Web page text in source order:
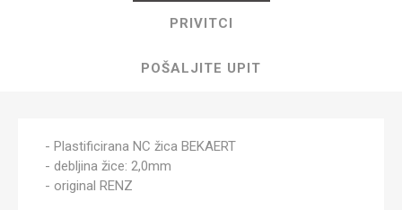
PRIVITCI
POŠALJITE UPIT
- Plastificirana NC žica BEKAERT
- debljina žice: 2,0mm
- original RENZ